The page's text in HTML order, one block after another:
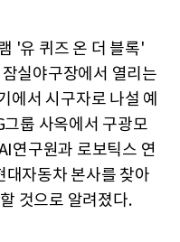
'유 퀴즈 온 더 블록'
실야구장에서 열리는
에서 시구자로 나설 예
룹 사옥에서 구광모
연구원과 로보틱스 연
대자동차 본사를 찾아
것으로 알려졌다.